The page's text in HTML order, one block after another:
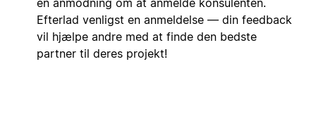
Efterlad venligst en anmeldelse — din feedback
vil hjælpe andre med at finde den bedste
partner til deres projekt!